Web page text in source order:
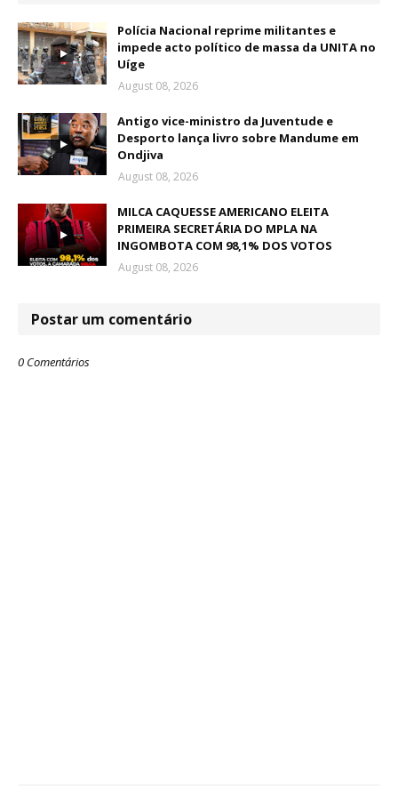
Polícia Nacional reprime militantes e
impede acto político de massa da UNITA no
Uíge
August 08, 2026
Antigo vice-ministro da Juventude e
Desporto lança livro sobre Mandume em
Ondjiva
August 08, 2026
MILCA CAQUESSE AMERICANO ELEITA
PRIMEIRA SECRETÁRIA DO MPLA NA
INGOMBOTA COM 98,1% DOS VOTOS
August 08, 2026
Postar um comentário
0 Comentários